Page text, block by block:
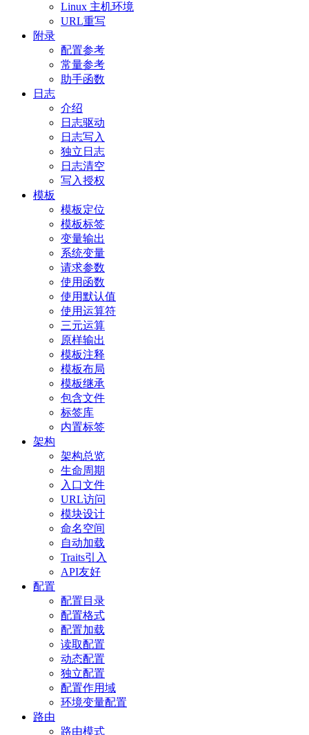
Linux 主机环境
URL重写
附录
配置参考
常量参考
助手函数
日志
介绍
日志驱动
日志写入
独立日志
日志清空
写入授权
模板
模板定位
模板标签
变量输出
系统变量
请求参数
使用函数
使用默认值
使用运算符
三元运算
原样输出
模板注释
模板布局
模板继承
包含文件
标签库
内置标签
架构
架构总览
生命周期
入口文件
URL访问
模块设计
命名空间
自动加载
Traits引入
API友好
配置
配置目录
配置格式
配置加载
读取配置
动态配置
独立配置
配置作用域
环境变量配置
路由
路由模式